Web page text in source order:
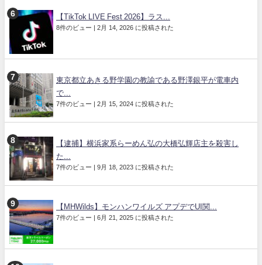
【TikTok LIVE Fest 2026】ラス...
8件のビュー | 2月 14, 2026 に投稿された
東京都立あきる野学園の教諭である野澤銀平が電車内
で...
7件のビュー | 2月 15, 2024 に投稿された
【逮捕】横浜家系らーめん弘の大橋弘輝店主を殺害し
た...
7件のビュー | 9月 18, 2023 に投稿された
【MHWilds】モンハンワイルズ アプデでUI関...
7件のビュー | 6月 21, 2025 に投稿された